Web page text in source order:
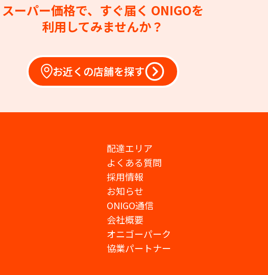
スーパー価格で、すぐ届く ONIGOを
利用してみませんか？
お近くの店舗を探す
配達エリア
よくある質問
採用情報
お知らせ
ONIGO通信
会社概要
オニゴーパーク
協業パートナー